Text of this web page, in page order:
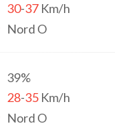
30-37 Km/h
Nord O
39%
28-35 Km/h
Nord O